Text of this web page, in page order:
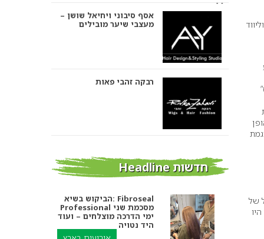
של שנות 1920. כוכבות הוליווד
ששלט באופן
של
אסף סיבוני ויחיאל שושן –
מעצבי שיער מובילים
רבקה זהבי פאות
אורטל אדרי עיצוב שיער
חדשות Headline
הביקוש בשיא: Fibroseal
Professional מסכמת שני
ימי הדרכה מוצלחים – ועוד
היד נטויה